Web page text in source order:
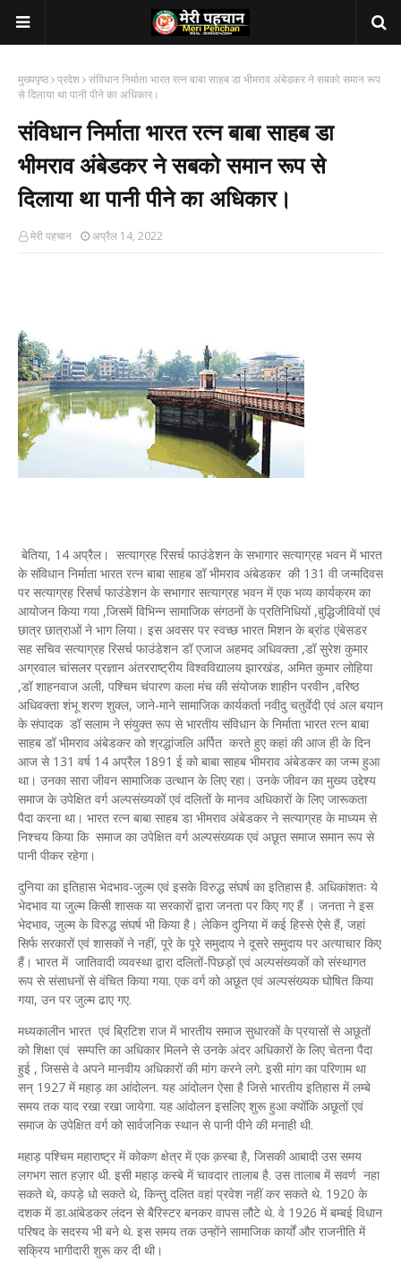
मुख्यपृष्ठ प्रदेश संविधान निर्माता भारत रत्न बाबा साहब डा भीमराव अंबेडकर ने सबको समान रूप
से दिलाया था पानी पीने का अधिकार।
संविधान निर्माता भारत रत्न बाबा साहब डा
भीमराव अंबेडकर ने सबको समान रूप से
दिलाया था पानी पीने का अधिकार।
मेरी पहचान अप्रैल 14, 2022
बेतिया, 14 अप्रैल। सत्याग्रह रिसर्च फाउंडेशन के सभागार सत्याग्रह भवन में भारत
के संविधान निर्माता भारत रत्न बाबा साहब डॉ भीमराव अंबेडकर की 131 वी जन्मदिवस
पर सत्याग्रह रिसर्च फाउंडेशन के सभागार सत्याग्रह भवन में एक भव्य कार्यक्रम का
आयोजन किया गया ,जिसमें विभिन्न सामाजिक संगठनों के प्रतिनिधियों ,बुद्धिजीवियों एवं
छात्र छात्राओं ने भाग लिया। इस अवसर पर स्वच्छ भारत मिशन के ब्रांड एंबेसडर
सह सचिव सत्याग्रह रिसर्च फाउंडेशन डॉ एजाज अहमद अधिवक्ता ,डॉ सुरेश कुमार
अग्रवाल चांसलर प्रज्ञान अंतरराष्ट्रीय विश्वविद्यालय झारखंड, अमित कुमार लोहिया
,डॉ शाहनवाज अली, पश्चिम चंपारण कला मंच की संयोजक शाहीन परवीन ,वरिष्ठ
अधिवक्ता शंभू शरण शुक्ल, जाने-माने सामाजिक कार्यकर्ता नवीदु चतुर्वेदी एवं अल बयान
के संपादक डॉ सलाम ने संयुक्त रूप से भारतीय संविधान के निर्माता भारत रत्न बाबा
साहब डॉ भीमराव अंबेडकर को श्रद्धांजलि अर्पित करते हुए कहां की आज ही के दिन
आज से 131 वर्ष 14 अप्रैल 1891 ई को बाबा साहब भीमराव अंबेडकर का जन्म हुआ
था। उनका सारा जीवन सामाजिक उत्थान के लिए रहा। उनके जीवन का मुख्य उद्देश्य
समाज के उपेक्षित वर्ग अल्पसंख्यकों एवं दलितों के मानव अधिकारों के लिए जारूकता
पैदा करना था। भारत रत्न बाबा साहब डा भीमराव अंबेडकर ने सत्याग्रह के माध्यम से
निश्चय किया कि समाज का उपेक्षित वर्ग अल्पसंख्यक एवं अछूत समाज समान रूप से
पानी पीकर रहेगा।
दुनिया का इतिहास भेदभाव-जुल्म एवं इसके विरुद्ध संघर्ष का इतिहास है. अधिकांशतः ये
भेदभाव या जुल्म किसी शासक या सरकारों द्वारा जनता पर किए गए हैं । जनता ने इस
भेदभाव, जुल्म के विरुद्ध संघर्ष भी किया है। लेकिन दुनिया में कई हिस्से ऐसे हैं, जहां
सिर्फ सरकारों एवं शासकों ने नहीं, पूरे के पूरे समुदाय ने दूसरे समुदाय पर अत्याचार किए
हैं। भारत में जातिवादी व्यवस्था द्वारा दलितों-पिछड़ों एवं अल्पसंख्यकों को संस्थागत
रूप से संसाधनों से वंचित किया गया. एक वर्ग को अछूत एवं अल्पसंख्यक घोषित किया
गया, उन पर जुल्म ढाए गए.
मध्यकालीन भारत एवं ब्रिटिश राज में भारतीय समाज सुधारकों के प्रयासों से अछूतों
को शिक्षा एवं सम्पत्ति का अधिकार मिलने से उनके अंदर अधिकारों के लिए चेतना पैदा
हुई , जिससे वे अपने मानवीय अधिकारों की मांग करने लगे. इसी मांग का परिणाम था
सन् 1927 में महाड़ का आंदोलन. यह आंदोलन ऐसा है जिसे भारतीय इतिहास में लम्बे
समय तक याद रखा रखा जायेगा. यह आंदोलन इसलिए शुरू हुआ क्योंकि अछूतों एवं
समाज के उपेक्षित वर्ग को सार्वजनिक स्थान से पानी पीने की मनाही थी.
महाड़ पश्चिम महाराष्ट्र में कोकण क्षेत्र में एक क़स्बा है, जिसकी आबादी उस समय
लगभग सात हज़ार थी. इसी महाड़ कस्बे में चावदार तालाब है. उस तालाब में सवर्ण नहा
सकते थे, कपड़े धो सकते थे, किन्तु दलित वहां प्रवेश नहीं कर सकते थे. 1920 के
दशक में डा.आंबेडकर लंदन से बैरिस्टर बनकर वापस लौटे थे. वे 1926 में बम्बई विधान
परिषद के सदस्य भी बने थे. इस समय तक उन्होंने सामाजिक कार्यों और राजनीति में
सक्रिय भागीदारी शुरू कर दी थी।